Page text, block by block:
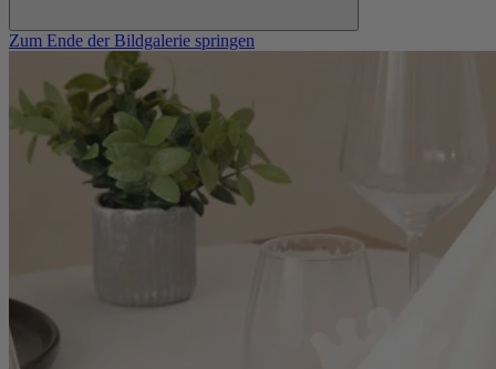
Zum Ende der Bildgalerie springen